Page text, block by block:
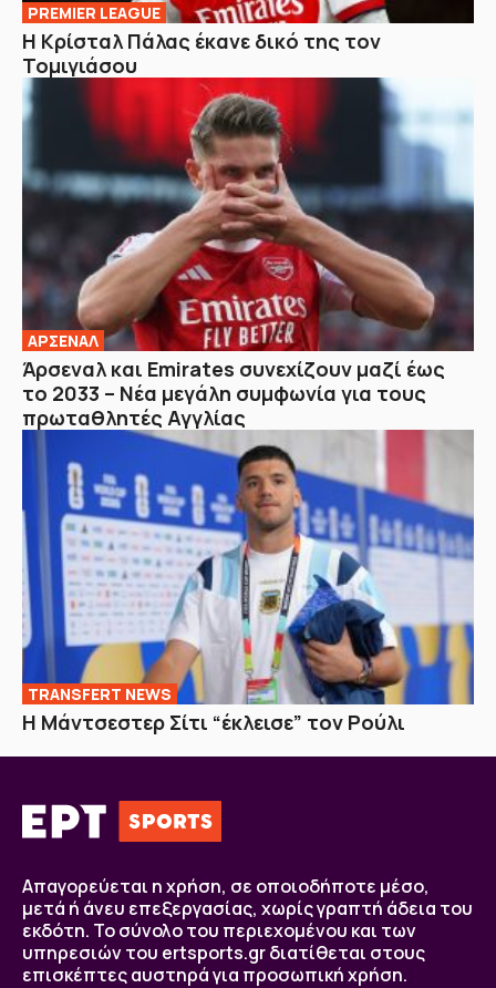
PREMIER LEAGUE
Η Κρίσταλ Πάλας έκανε δικό της τον
Τομιγιάσου
ΑΡΣΕΝΑΛ
Άρσεναλ και Emirates συνεχίζουν μαζί έως
το 2033 – Νέα μεγάλη συμφωνία για τους
πρωταθλητές Αγγλίας
TRANSFERT NEWS
Η Μάντσεστερ Σίτι “έκλεισε” τον Ρούλι
Απαγορεύεται η χρήση, σε οποιοδήποτε μέσο,
μετά ή άνευ επεξεργασίας, χωρίς γραπτή άδεια του
εκδότη. Το σύνολο του περιεχομένου και των
υπηρεσιών του ertsports.gr διατίθεται στους
επισκέπτες αυστηρά για προσωπική χρήση.